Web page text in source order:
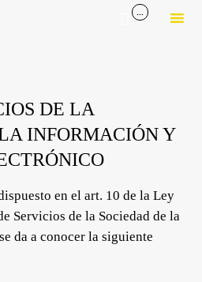
...
DE LA
INFORMACIÓN Y
en el art. 10 de la Ley
Servicios de la Sociedad de la
da a conocer la siguiente